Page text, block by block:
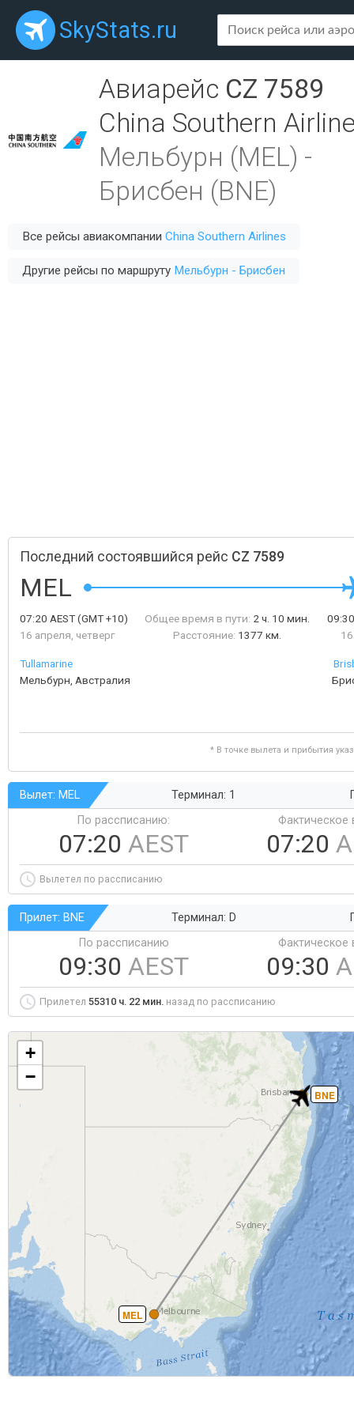
SkyStats.ru
Авиарейс CZ 7589
China Southern
Мельбурн (MEL) -
Брисбен (BNE)
Все рейсы авиакомпании China Southern Airlines
Другие рейсы по маршруту Мельбурн - Брисбен
Последний состоявшийся рейс CZ 7589
MEL
07:20 AEST(GMT +10)
16 апреля, четверг
Общее время в пути: 2 ч. 10 мин.
Расстояние: 1377 км.
Tullamarine
Мельбурн, Австралия
* В точке вылета и прибытия
Вылет: MEL Терминал: 1
По рассписанию:
07:20 AEST
Фактическое
07:20
Вылетел по рассписанию
Прилет: BNE Терминал: D
По рассписанию
09:30 AEST
Фактическое
09:30
Прилетел 55310 ч. 22 мин. назад по рассписанию
MEL
BNE
+
−